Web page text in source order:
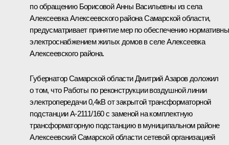
по обращению Борисовой Анны Васильевны из села
Алексеевка Алексеевского района Самарской области,
предусматривает принятие мер по обеспечению
электроснабжением жилых домов в селе Алексеевка
Алексеевского района.
Губернатор Самарской области Дмитрий Азаров доложил
о том, что Работы по реконструкции воздушной линии
электропередачи 0,4кВ от закрытой трансформаторной
подстанции А-2111/160 с заменой на комплектную
трансформаторную подстанцию в муниципальном районе
Алексеевский Самарской области сетевой организацией